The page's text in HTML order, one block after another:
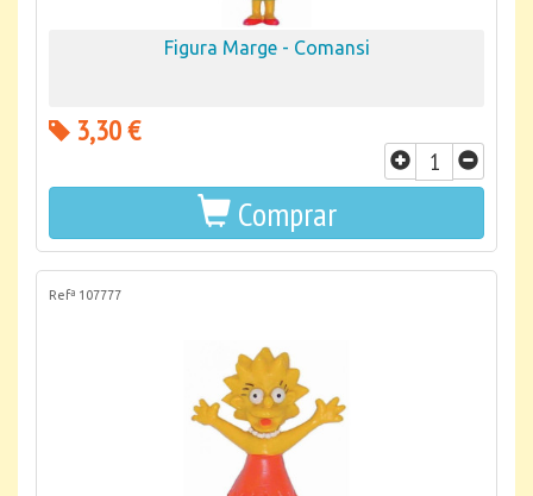
Figura Marge - Comansi
3,30 €
Comprar
Refª 107777